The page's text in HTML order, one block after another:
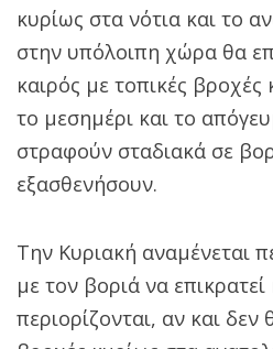
κυρίως στα νότια και το
στην υπόλοιπη χώρα θα
καιρός με τοπικές βροχές
το μεσημέρι και το
στραφούν σταδιακά σε
εξασθενήσουν.
Την Κυριακή αναμένεται
με τον βοριά να
περιορίζονται, αν και δεν